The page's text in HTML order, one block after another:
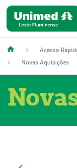
Acesso
Novas Aquisições